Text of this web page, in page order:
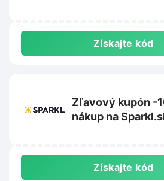
Získajte kód
Zľavový kupón -
nákup na
Získajte kód